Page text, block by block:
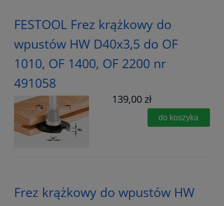
FESTOOL Frez krążkowy do
wpustów HW D40x3,5 do OF
1010, OF 1400, OF 2200 nr
491058
139,00 zł
do koszyka
Frez krążkowy do wpustów HW